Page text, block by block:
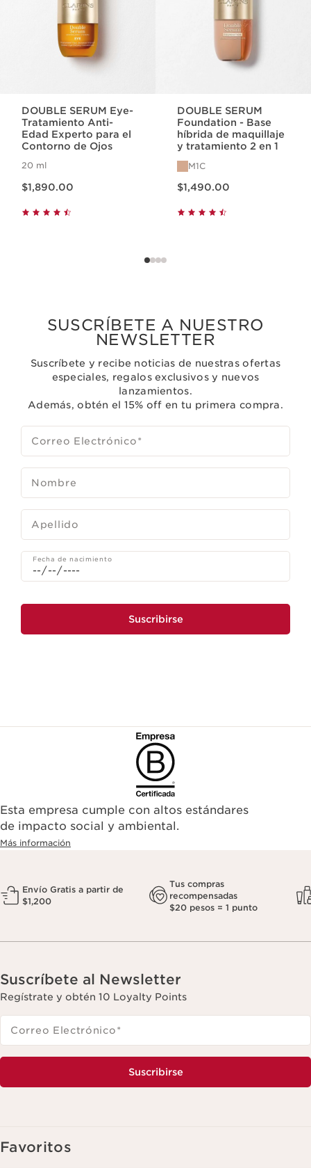
DOUBLE SERUM Eye-
Tratamiento Anti-
Edad Experto para el
Contorno de Ojos
20 ml
$1,890.00
DOUBLE SERUM
Foundation - Base
híbrida de maquillaje
y tratamiento 2 en 1
M1C
$1,490.00
SUSCRÍBETE A NUESTRO
NEWSLETTER
Suscríbete y recibe noticias de nuestras ofertas
especiales, regalos exclusivos y nuevos
lanzamientos.
Además, obtén el 15% off en tu primera compra.
Correo Electrónico*
Nombre
Apellido
Fecha de nacimiento
Suscribirse
Esta empresa cumple con altos estándares
de impacto social y ambiental.
Más información
Envío Gratis a partir de
$1,200
Tus compras
recompensadas
$20 pesos = 1 punto
Suscríbete al Newsletter
Regístrate y obtén 10 Loyalty Points
Correo Electrónico*
Suscribirse
Favoritos